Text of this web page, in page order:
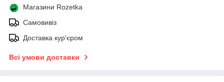
Магазини Rozetka
Самовивіз
Доставка кур'єром
Всі умови доставки